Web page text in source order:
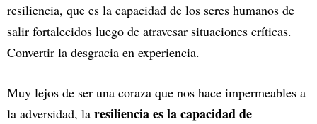
resiliencia, que es la capacidad de los seres humanos de
salir fortalecidos luego de atravesar situaciones críticas.
Convertir la desgracia en experiencia.
Muy lejos de ser una coraza que nos hace impermeables a
la adversidad, la resiliencia es la capacidad de